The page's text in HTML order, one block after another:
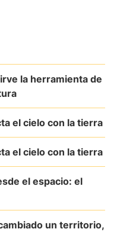
la herramienta de
el cielo con la tierra
el cielo con la tierra
el espacio: el
un territorio,